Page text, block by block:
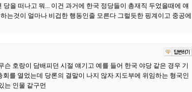
을 떠나고 뭐... 이건 과거에 한국 정당들이 총재직 두었을때에 얘
는것이 얼마나 비겁한 행동인줄 모른다 그럴듯한 핑계이고 중공에
호랑이 담배피던 시절 얘기고 예를 들어 한국 야당 같은 경우 기
를 열었는데 당론의 결말이 나지 않자 지도부에 위임하는 형국인
는 인물 같구먼